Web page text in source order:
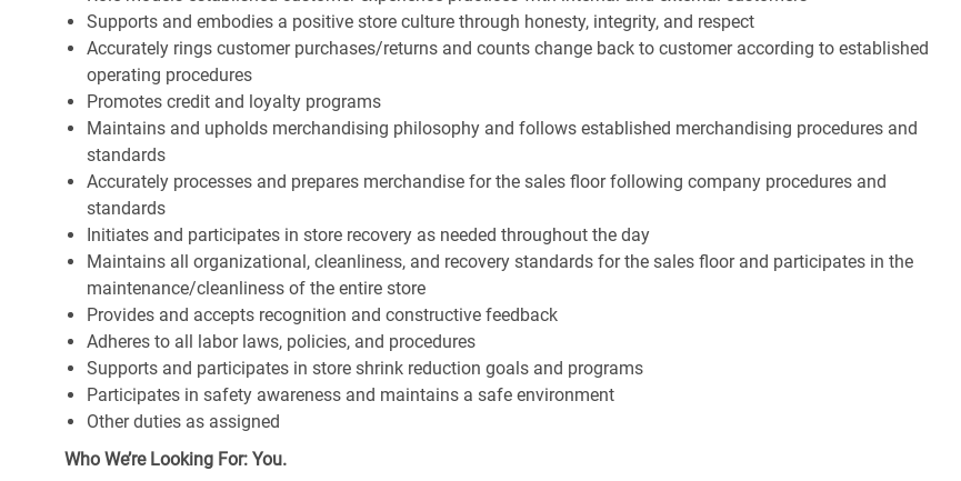
Supports and embodies a positive store culture through honesty, integrity, and respect
Accurately rings customer purchases/returns and counts change back to customer according to established
operating procedures
Promotes credit and loyalty programs
Maintains and upholds merchandising philosophy and follows established merchandising procedures and
standards
Accurately processes and prepares merchandise for the sales floor following company procedures and
standards
Initiates and participates in store recovery as needed throughout the day
Maintains all organizational, cleanliness, and recovery standards for the sales floor and participates in the
maintenance/cleanliness of the entire store
Provides and accepts recognition and constructive feedback
Adheres to all labor laws, policies, and procedures
Supports and participates in store shrink reduction goals and programs
Participates in safety awareness and maintains a safe environment
Other duties as assigned
Who We’re Looking For: You.